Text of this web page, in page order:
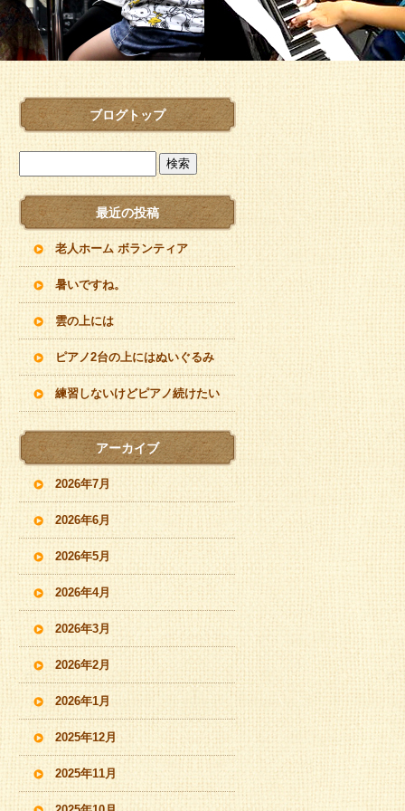
ブログトップ
最近の投稿
老人ホーム ボランティア
暑いですね。
雲の上には
ピアノ2台の上にはぬいぐるみ
練習しないけどピアノ続けたい
アーカイブ
2026年7月
2026年6月
2026年5月
2026年4月
2026年3月
2026年2月
2026年1月
2025年12月
2025年11月